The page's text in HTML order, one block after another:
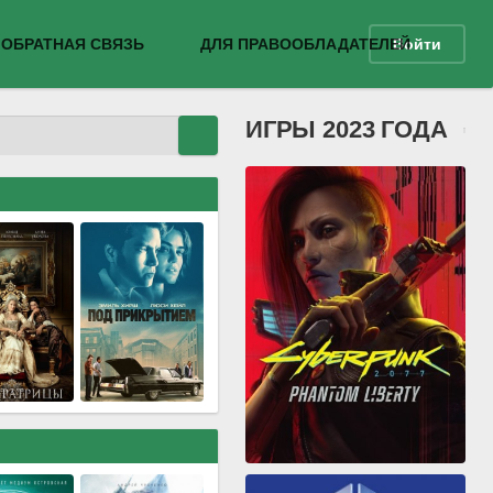
ОБРАТНАЯ СВЯЗЬ ДЛЯ ПРАВООБЛАДАТЕЛЕЙВойти
ИГРЫ 2023 ГОДА